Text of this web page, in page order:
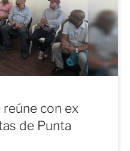
reúne con ex
de Punta